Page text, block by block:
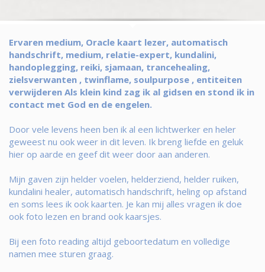
Ervaren medium, Oracle kaart lezer, automatisch
handschrift, medium, relatie-expert, kundalini,
handoplegging, reiki, sjamaan, trancehealing,
zielsverwanten , twinflame, soulpurpose , entiteiten
verwijderen Als klein kind zag ik al gidsen en stond ik in
contact met God en de engelen.
Door vele levens heen ben ik al een lichtwerker en heler
geweest nu ook weer in dit leven. Ik breng liefde en geluk
hier op aarde en geef dit weer door aan anderen.
Mijn gaven zijn helder voelen, helderziend, helder ruiken,
kundalini healer, automatisch handschrift, heling op afstand
en soms lees ik ook kaarten. Je kan mij alles vragen ik doe
ook foto lezen en brand ook kaarsjes.
Bij een foto reading altijd geboortedatum en volledige
namen mee sturen graag.